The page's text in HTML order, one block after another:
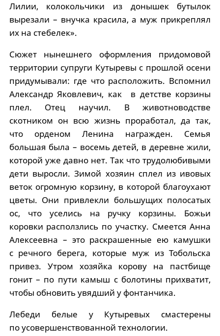
Лилии, колокольчики из донышек бутылок
вырезали – внучка красила, а муж прикреплял
их на стебелек».
Сюжет нынешнего оформления придомовой
территории супруги Кутыревы с прошлой осени
придумывали: где что расположить. Вспомнил
Александр Яковлевич, как в детстве корзины
плел. Отец научил. В животноводстве
скотником он всю жизнь проработал, да так,
что орденом Ленина награжден. Семья
большая была – восемь детей, в деревне жили,
которой уже давно нет. Так что трудолюбивыми
дети выросли. Зимой хозяин сплел из ивовых
веток огромную корзину, в которой благоухают
цветы. Они привлекли большущих полосатых
ос, что уселись на ручку корзины. Божьи
коровки расползлись по участку. Смеется Анна
Алексеевна – это раскрашенные ею камушки
с речного берега, которые муж из Тобольска
привез. Утром хозяйка корову на пастбище
гонит – по пути камыш с болотины прихватит,
чтобы обновить увядший у фонтанчика.
Лебеди белые у Кутыревых смастерены
по усовершенствованной технологии.